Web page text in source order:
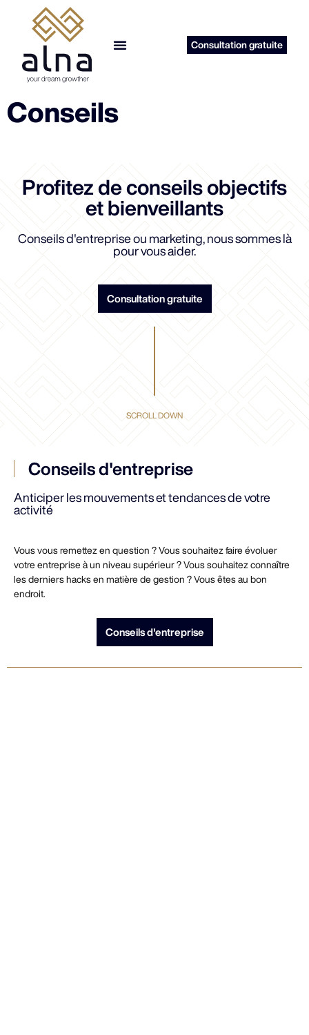
Consultation gratuite
Conseils
Profitez de conseils objectifs
et bienveillants
Conseils d'entreprise ou marketing, nous sommes là
pour vous aider.
Consultation gratuite
SCROLL DOWN
Conseils d'entreprise
Anticiper les mouvements et tendances de votre
activité
Vous vous remettez en question ? Vous souhaitez faire évoluer
votre entreprise à un niveau supérieur ? Vous souhaitez connaître
les derniers hacks en matière de gestion ? Vous êtes au bon
endroit.
Conseils d'entreprise